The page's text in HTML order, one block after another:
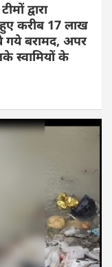
द्वारा
करीब 17 लाख
गये बरामद, अपर
स्वामियों के